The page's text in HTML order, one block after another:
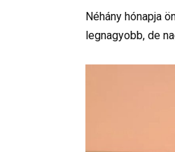
Néhány hónapja
legnagyobb, de